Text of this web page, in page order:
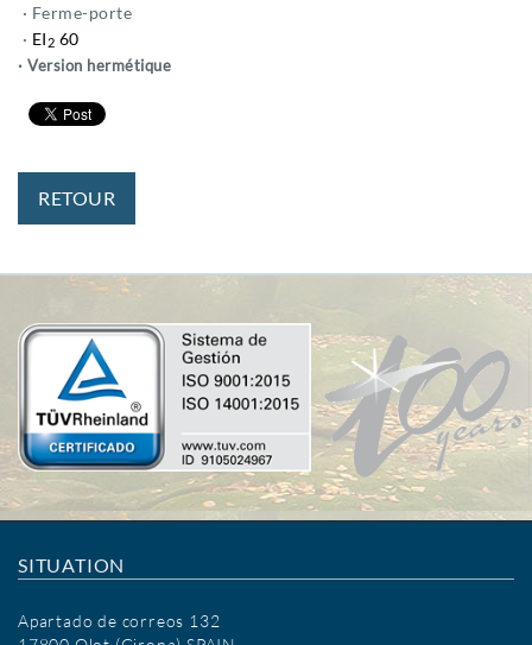
· Ferme-porte
· EI 2 60
· Version hermétique
RETOUR
SITUATION
Apartado de correos 132